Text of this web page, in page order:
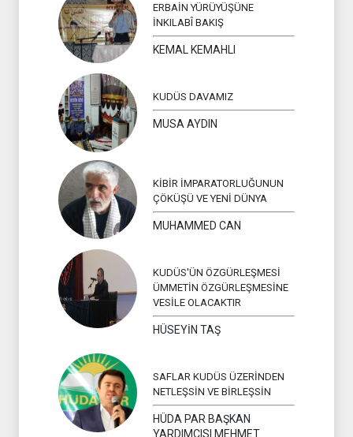
ERBAİN YÜRÜYÜŞÜNE
İNKILABÎ BAKIŞ
KEMAL KEMAHLI
KUDÜS DAVAMIZ
MUSA AYDIN
KİBİR İMPARATORLUĞUNUN
ÇÖKÜŞÜ VE YENİ DÜNYA
MUHAMMED CAN
KUDÜS'ÜN ÖZGÜRLEŞMESİ
ÜMMETİN ÖZGÜRLEŞMESİNE
VESİLE OLACAKTIR
HÜSEYİN TAŞ
SAFLAR KUDÜS ÜZERİNDEN
NETLEŞSİN VE BİRLEŞSİN
HÜDA PAR BAŞKAN
YARDIMCISI MEHMET